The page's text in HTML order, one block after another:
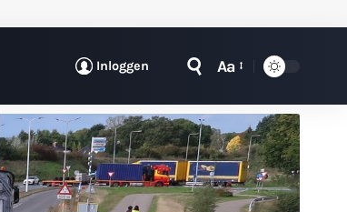
Inloggen Aa